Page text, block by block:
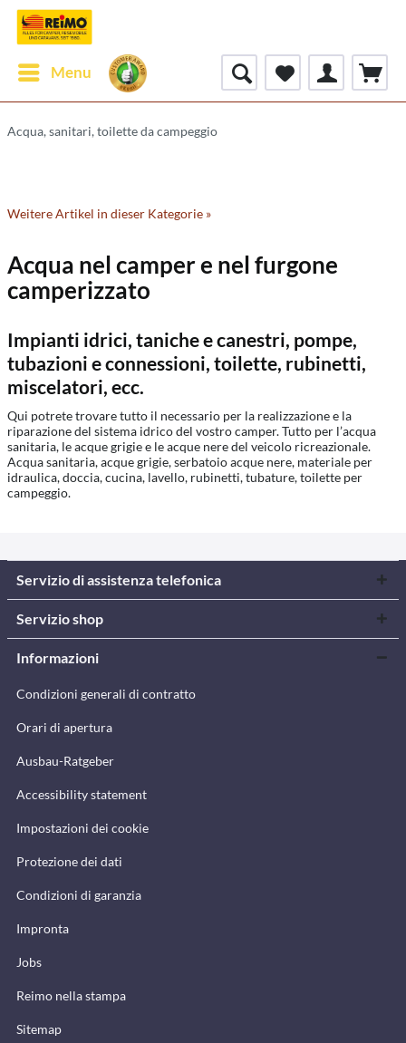
Menu
Acqua, sanitari, toilette da campeggio
Weitere Artikel in dieser Kategorie »
Acqua nel camper e nel furgone
camperizzato
Impianti idrici, taniche e canestri, pompe,
tubazioni e connessioni, toilette, rubinetti,
miscelatori, ecc.
Qui potrete trovare tutto il necessario per la realizzazione e la
riparazione del sistema idrico del vostro camper. Tutto per l’acqua
sanitaria, le acque grigie e le acque nere del veicolo ricreazionale.
Acqua sanitaria, acque grigie, serbatoio acque nere, materiale per
idraulica, doccia, cucina, lavello, rubinetti, tubature, toilette per
campeggio.
Servizio di assistenza telefonica
Servizio shop
Informazioni
Condizioni generali di contratto
Orari di apertura
Ausbau-Ratgeber
Accessibility statement
Impostazioni dei cookie
Protezione dei dati
Condizioni di garanzia
Impronta
Jobs
Reimo nella stampa
Sitemap